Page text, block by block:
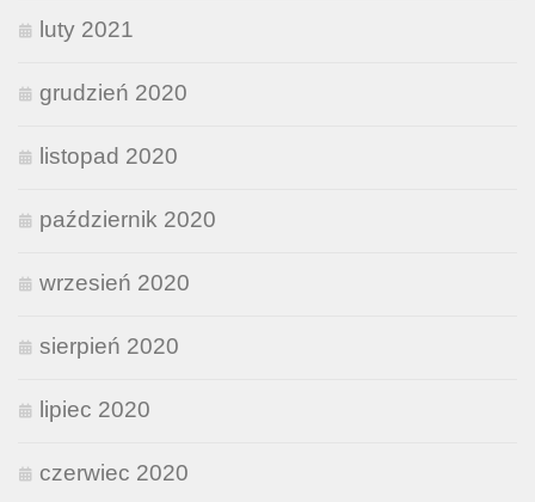
luty 2021
grudzień 2020
listopad 2020
październik 2020
wrzesień 2020
sierpień 2020
lipiec 2020
czerwiec 2020